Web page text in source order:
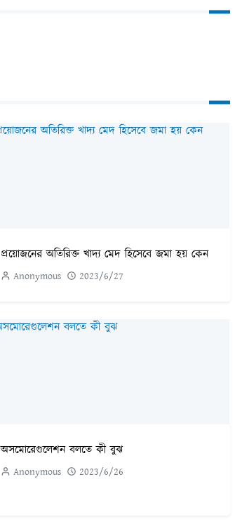
প্রয়োজনের অতিরিক্ত খাদ্য মেদ হিসেবে জমা হয় কেন
Anonymous 2023/6/27
অসমোরেগুলেশন বলতে কী বুঝ
Anonymous 2023/6/26